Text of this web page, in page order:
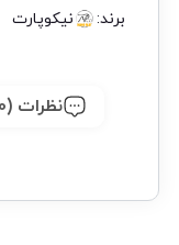
برند: نیکوپارت
نظرات (0)